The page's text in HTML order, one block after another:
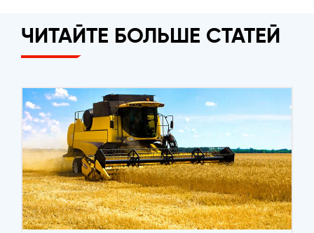
ЧИТАЙТЕ БОЛЬШЕ СТАТЕЙ